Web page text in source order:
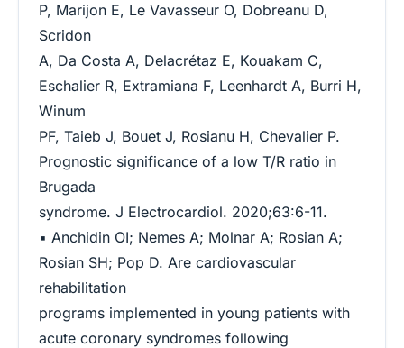
P, Marijon E, Le Vavasseur O, Dobreanu D,
Scridon
A, Da Costa A, Delacrétaz E, Kouakam C,
Eschalier R, Extramiana F, Leenhardt A, Burri H,
Winum
PF, Taieb J, Bouet J, Rosianu H, Chevalier P.
Prognostic significance of a low T/R ratio in
Brugada
syndrome. J Electrocardiol. 2020;63:6-11.
▪ Anchidin OI; Nemes A; Molnar A; Rosian A;
Rosian SH; Pop D. Are cardiovascular
rehabilitation
programs implemented in young patients with
acute coronary syndromes following